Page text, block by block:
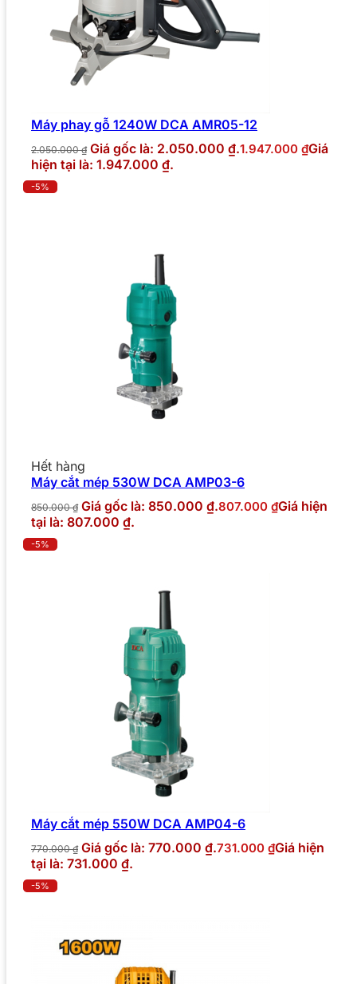
Máy phay gỗ 1240W DCA AMR05-12
2.050.000₫ Giá gốc là: 2.050.000 ₫.1.947.000 ₫Giá
hiện tại là: 1.947.000 ₫.
-5%
Hết hàng
Máy cắt mép 530W DCA AMP03-6
850.000₫ Giá gốc là: 850.000 ₫.807.000 ₫Giá hiện
tại là: 807.000 ₫.
-5%
Máy cắt mép 550W DCA AMP04-6
770.000₫ Giá gốc là: 770.000 ₫.731.000 ₫Giá hiện
tại là: 731.000 ₫.
-5%